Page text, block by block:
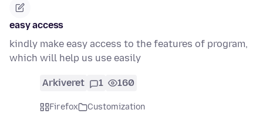
easy access
kindly make easy access to the features of program,
which will help us use easily
Arkiveret 1 160
Firefox
Customization